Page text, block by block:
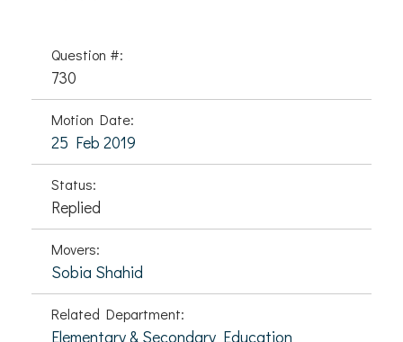
Question #:
730
Motion Date:
25 Feb 2019
Status:
Replied
Movers:
Sobia Shahid
Related Department:
Elementary & Secondary Education